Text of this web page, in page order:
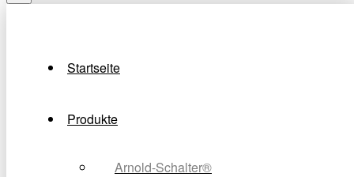
Startseite
Produkte
Arnold-Schalter®